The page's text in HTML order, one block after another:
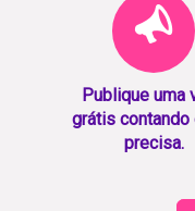
Publique uma
grátis contando
precisa.